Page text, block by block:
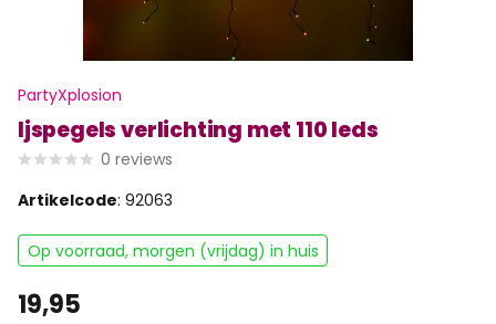
PartyXplosion
Ijspegels verlichting met 110 leds
0 reviews
Artikelcode: 92063
Op voorraad, morgen (vrijdag) in huis
19,95